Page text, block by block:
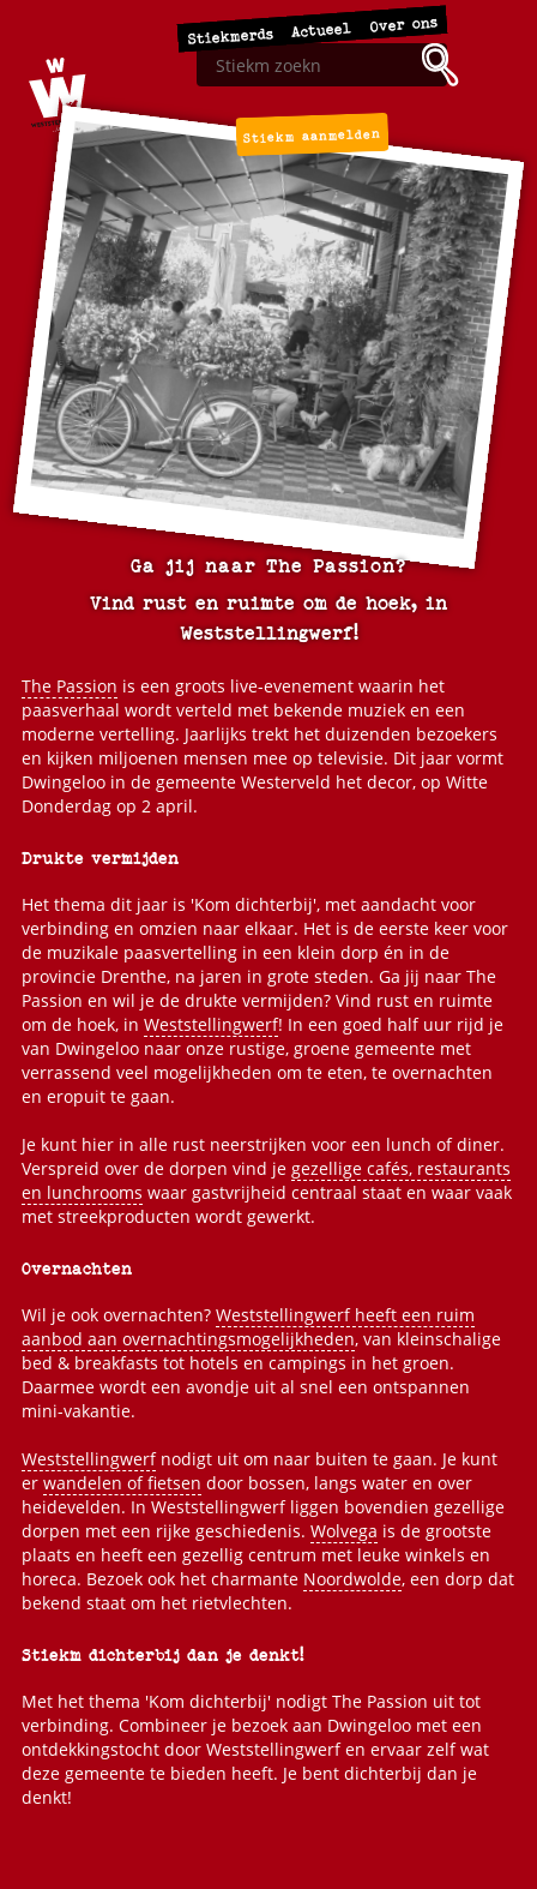
Stiekmerds Actueel Over ons
Stiekm aanmelden
Ga jij naar The Passion?
Vind rust en ruimte om de hoek, in
Weststellingwerf!
The Passion is een groots live-evenement waarin het
paasverhaal wordt verteld met bekende muziek en een
moderne vertelling. Jaarlijks trekt het duizenden bezoekers
en kijken miljoenen mensen mee op televisie. Dit jaar vormt
Dwingeloo in de gemeente Westerveld het decor, op Witte
Donderdag op 2 april.
Drukte vermijden
Het thema dit jaar is 'Kom dichterbij', met aandacht voor
verbinding en omzien naar elkaar. Het is de eerste keer voor
de muzikale paasvertelling in een klein dorp én in de
provincie Drenthe, na jaren in grote steden. Ga jij naar The
Passion en wil je de drukte vermijden? Vind rust en ruimte
om de hoek, in Weststellingwerf! In een goed half uur rijd je
van Dwingeloo naar onze rustige, groene gemeente met
verrassend veel mogelijkheden om te eten, te overnachten
en eropuit te gaan.
Je kunt hier in alle rust neerstrijken voor een lunch of diner.
Verspreid over de dorpen vind je gezellige cafés, restaurants
en lunchrooms waar gastvrijheid centraal staat en waar vaak
met streekproducten wordt gewerkt.
Overnachten
Wil je ook overnachten? Weststellingwerf heeft een ruim
aanbod aan overnachtingsmogelijkheden, van kleinschalige
bed & breakfasts tot hotels en campings in het groen.
Daarmee wordt een avondje uit al snel een ontspannen
mini-vakantie.
Weststellingwerfnodigt uit om naar buiten te gaan. Je kunt
er wandelen of fietsen door bossen, langs water en over
heidevelden. In Weststellingwerf liggen bovendien gezellige
dorpen met een rijke geschiedenis. Wolvega is de grootste
plaats en heeft een gezellig centrum met leuke winkels en
horeca. Bezoek ook het charmante Noordwolde, een dorp dat
bekend staat om het rietvlechten.
Stiekm dichterbij dan je denkt!
Met het thema 'Kom dichterbij' nodigt The Passion uit tot
verbinding. Combineer je bezoek aan Dwingeloo met een
ontdekkingstocht door Weststellingwerf en ervaar zelf wat
deze gemeente te bieden heeft. Je bent dichterbij dan je
denkt!